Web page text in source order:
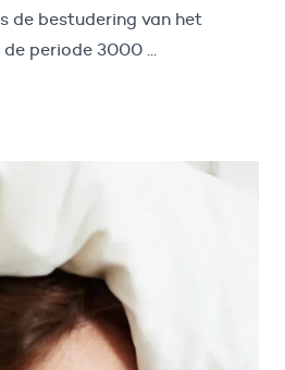
de bestudering van het
periode 3000 ...